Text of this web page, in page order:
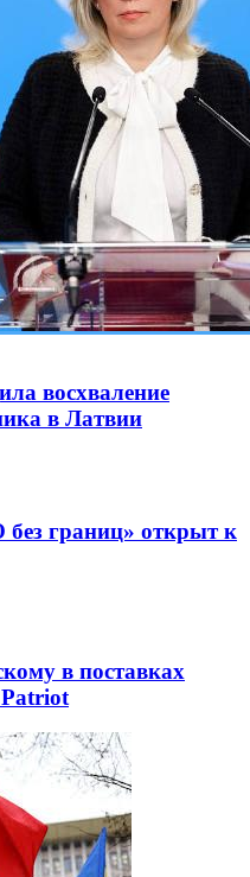
восхваление
в Латвии
без границ» открыт к
в поставках
Patriot